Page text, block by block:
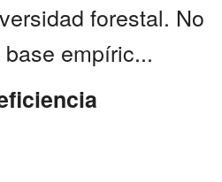
forestal. No
empíric...